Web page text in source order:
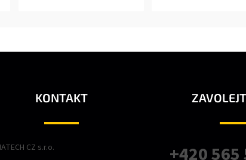
KONTAKT
CZ s.r.o. +420 565